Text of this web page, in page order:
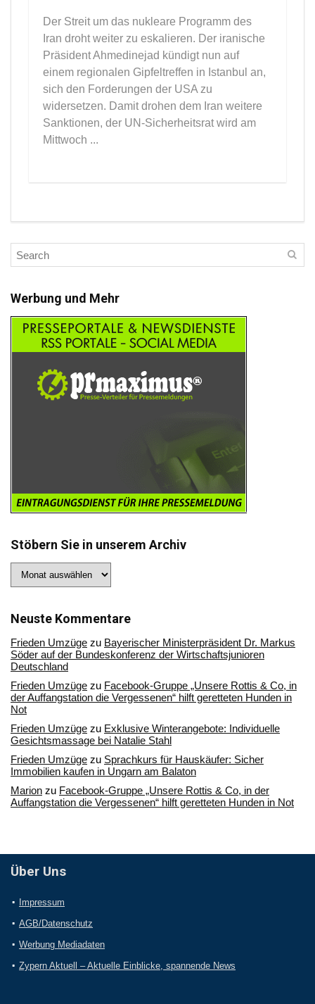
Der Streit um das nukleare Programm des
Iran droht weiter zu eskalieren. Der iranische
Präsident Ahmedinejad kündigt nun auf
einem regionalen Gipfeltreffen in Istanbul an,
sich den Forderungen der USA zu
widersetzen. Damit drohen dem Iran weitere
Sanktionen, der UN-Sicherheitsrat wird am
Mittwoch ...
Werbung und Mehr
Stöbern Sie in unserem Archiv
Sie
Archiv
Neuste Kommentare
Frieden Umzüge zu Bayerischer Ministerpräsident Dr. Markus
Söder auf der Bundeskonferenz der Wirtschaftsjunioren
Deutschland
Frieden Umzüge zu Facebook-Gruppe „Unsere Rottis & Co, in
der Auffangstation die Vergessenen“ hilft geretteten Hunden in
Not
Frieden Umzüge zu Exklusive Winterangebote: Individuelle
Gesichtsmassage bei Natalie Stahl
Frieden Umzüge zu Sprachkurs für Hauskäufer: Sicher
Immobilien kaufen in Ungarn am Balaton
Marion zu Facebook-Gruppe „Unsere Rottis & Co, in der
Auffangstation die Vergessenen“ hilft geretteten Hunden in Not
Über Uns
Impressum
AGB/Datenschutz
Werbung Mediadaten
Zypern Aktuell – Aktuelle Einblicke, spannende News